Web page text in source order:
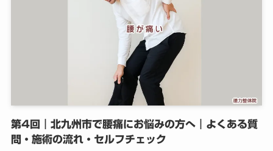
第4回｜北九州市で腰痛にお悩みの方へ｜よくある質
問・施術の流れ・セルフチェック